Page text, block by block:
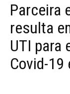
Parceira
resulta
UTI para
Covid-19